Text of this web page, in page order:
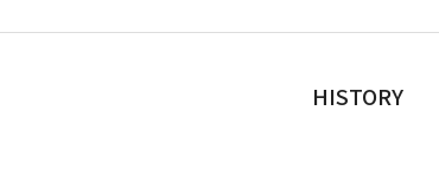
HISTORY